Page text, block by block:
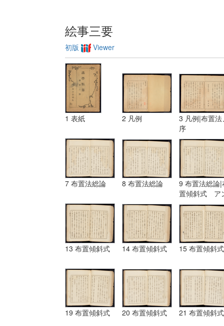
絵事三要
初版 Viewer
1 表紙 2 凡例
3 凡例|布置法
序
7 布置法総論 8 布置法総論
9 布置法総論|
置傾斜式 ア
ギュラール、
ムポシシヨン
13 布置傾斜式 14 布置傾斜式 15 布置傾斜式
19 布置傾斜式 20 布置傾斜式 21 布置傾斜式